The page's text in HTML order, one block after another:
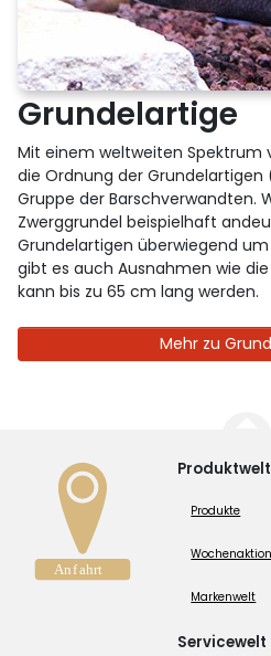
Grundelartige
Mit einem weltweiten Spektrum
die Ordnung der Grundelartigen
Gruppe der Barschverwandten.
Zwerggrundel beispielhaft
Grundelartigen überwiegend um
gibt es auch Ausnahmen wie
kann bis zu 65 cm lang werden.
Mehr zu
Produktwelt
Produkte
Wochenaktion
Markenwelt
Servicewelt